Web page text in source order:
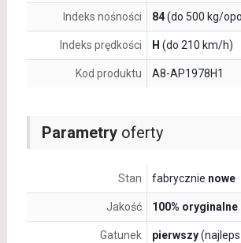
Parametryoferty
Stan fabrycznie nowe
Jakość 100% oryginalne
Gatunek pierwszy
Indeks nośności 84(do 500 kg/
Indeks prędkości H (do 210 km/h)
Kod produktu A8-AP1978H1